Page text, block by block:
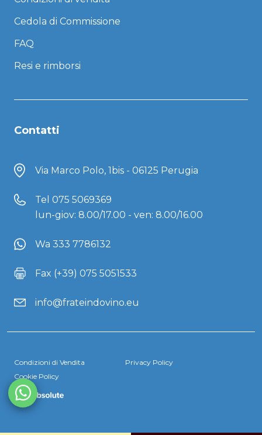
Cedola di Commissione
FAQ
Resi e rimborsi
Contatti
Via Marco Polo, 1bis - 06125 Perugia
Tel 075 5069369
lun-giov: 8.00/17.00 - ven: 8.00/16.00
Wa 333 7786132
Fax (+39) 075 5051533
info@frateindovino.eu
Condizioni di Vendita
Privacy Policy
Cookie Policy